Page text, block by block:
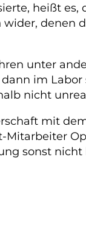
heißt es,
denen
unter
im Labor
nicht
mit
Mitarbeiter
sonst